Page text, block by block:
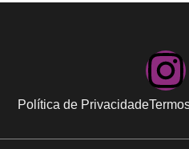
Política de Privacidade